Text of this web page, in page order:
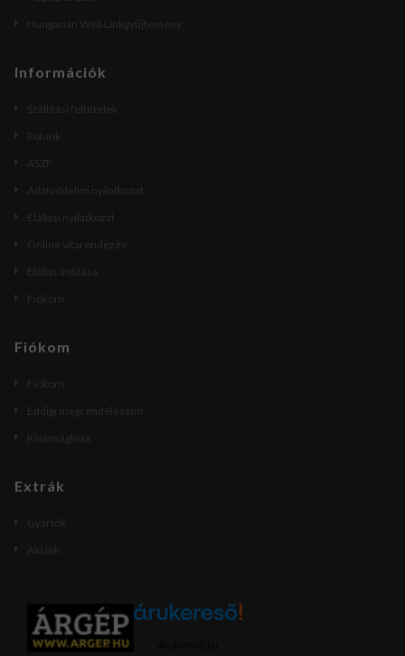
Hungarian Web Linkgyűjtemény
Információk
Szállítási feltételek
Rólunk
ÁSZF
Adatvédelmi nyilatkozat
Elállási nyilatkozat
Online vitarendezés
Elállás indítása
Fiókom
Fiókom
Fiókom
Eddigi megrendeléseim
Kívánságlista
Extrák
Gyártók
Akciók